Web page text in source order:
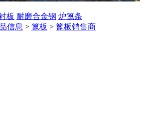
板 耐磨合金钢 炉篦条
信息 > 篦板 > 篦板销售商